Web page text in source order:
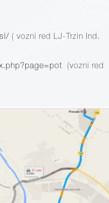
( vozni red LJ-Trzin Ind.
(vozni red